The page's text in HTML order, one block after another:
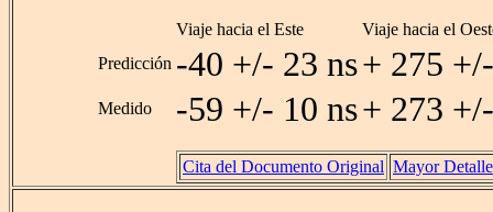
Viaje hacia el Este
Viaje hacia el
Predicción -40 +/- 23 ns+ 275
Medido -59 +/- 10 ns+ 273
Cita del Documento Original Mayor Detalle